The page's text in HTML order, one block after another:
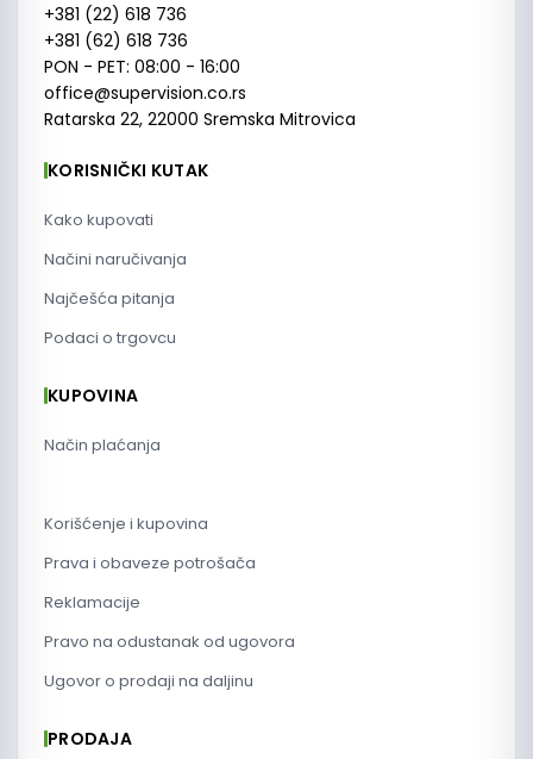
+381 (22) 618 736
+381 (62) 618 736
PON - PET: 08:00 - 16:00
office@supervision.co.rs
Ratarska 22, 22000 Sremska Mitrovica
KORISNIČKI KUTAK
Kako kupovati
Načini naručivanja
Najčešća pitanja
Podaci o trgovcu
KUPOVINA
Način plaćanja
Korišćenje i kupovina
Prava i obaveze potrošača
Reklamacije
Pravo na odustanak od ugovora
Ugovor o prodaji na daljinu
PRODAJA